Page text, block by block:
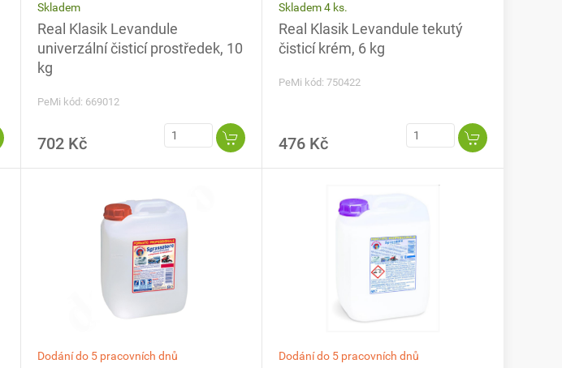
Skladem
Real Klasik Levandule
univerzální čisticí prostředek, 10
kg
PeMi kód: 669012
702 Kč
Skladem 4 ks.
Real Klasik Levandule tekutý
čisticí krém, 6 kg
PeMi kód: 750422
476 Kč
Dodání do 5 pracovních dnů Dodání do 5 pracovních dnů